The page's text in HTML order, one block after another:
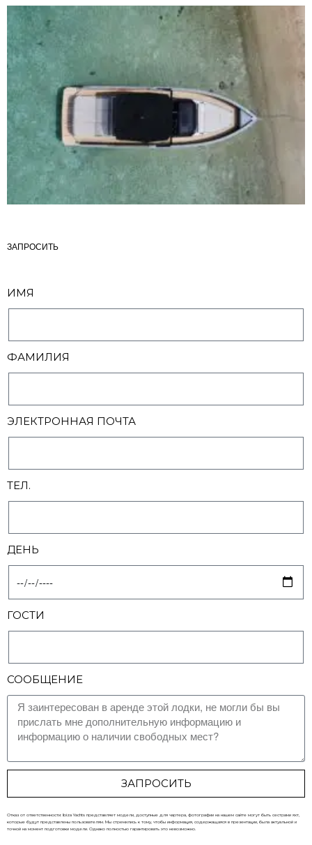
ЗАПРОСИТЬ
ИМЯ
ФАМИЛИЯ
ЭЛЕКТРОННАЯ ПОЧТА
ТЕЛ.
ДЕНЬ
ГОСТИ
СООБЩЕНИЕ
ЗАПРОСИТЬ
Отказ от ответственности: Ibiza Yachts представляет модели, доступные для чартера, фотографии на нашем сайте могут быть сестрами яхт,
которые будут представлены пользователям. Мы стремились к тому, чтобы информация, содержащаяся в презентации, была актуальной и
точной на момент подготовки модели. Однако полностью гарантировать это невозможно.